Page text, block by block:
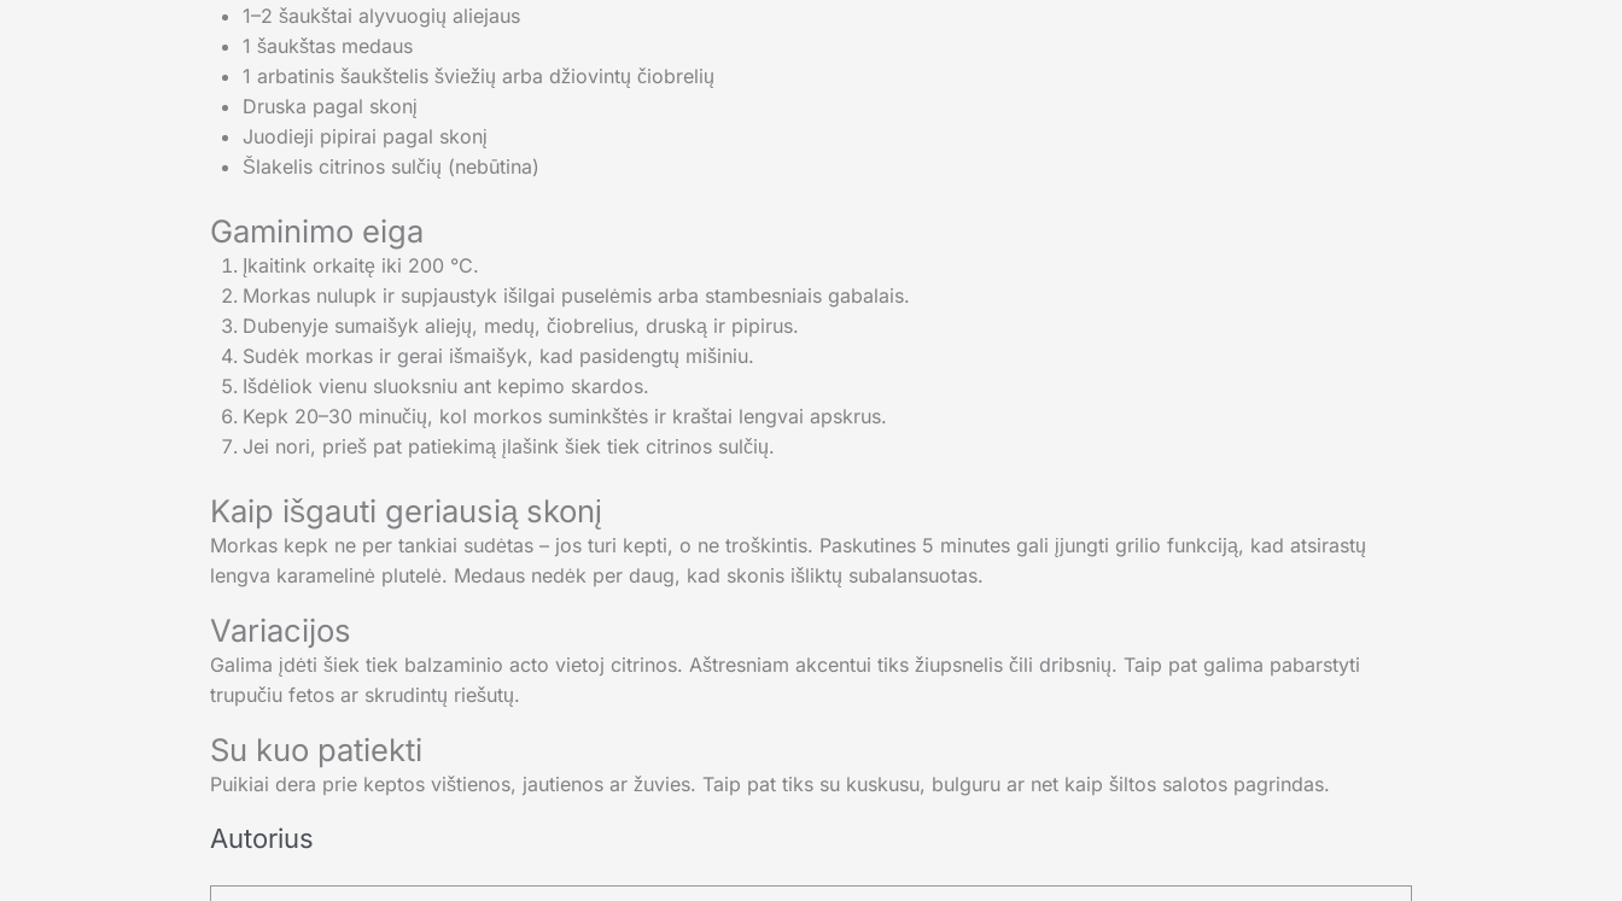
1–2 šaukštai alyvuogių aliejaus
1 šaukštas medaus
1 arbatinis šaukštelis šviežių arba džiovintų čiobrelių
Druska pagal skonį
Juodieji pipirai pagal skonį
Šlakelis citrinos sulčių (nebūtina)
Gaminimo eiga
Įkaitink orkaitę iki 200 °C.
Morkas nulupk ir supjaustyk išilgai puselėmis arba stambesniais gabalais.
Dubenyje sumaišyk aliejų, medų, čiobrelius, druską ir pipirus.
Sudėk morkas ir gerai išmaišyk, kad pasidengtų mišiniu.
Išdėliok vienu sluoksniu ant kepimo skardos.
Kepk 20–30 minučių, kol morkos suminkštės ir kraštai lengvai apskrus.
Jei nori, prieš pat patiekimą įlašink šiek tiek citrinos sulčių.
Kaip išgauti geriausią skonį
Morkas kepk ne per tankiai sudėtas – jos turi kepti, o ne troškintis. Paskutines 5 minutes gali įjungti grilio funkciją, kad atsirastų
lengva karamelinė plutelė. Medaus nedėk per daug, kad skonis išliktų subalansuotas.
Variacijos
Galima įdėti šiek tiek balzaminio acto vietoj citrinos. Aštresniam akcentui tiks žiupsnelis čili dribsnių. Taip pat galima pabarstyti
trupučiu fetos ar skrudintų riešutų.
Su kuo patiekti
Puikiai dera prie keptos vištienos, jautienos ar žuvies. Taip pat tiks su kuskusu, bulguru ar net kaip šiltos salotos pagrindas.
Autorius